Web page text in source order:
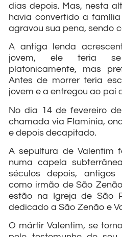
dias depois. Mas, nesta
havia convertido a
agravou sua pena, sendo
A antiga lenda
jovem, ele teria se
platonicamente, mas
Antes de morrer teria
jovem e a entregou ao pai
No dia 14 de fevereiro
chamada via Flaminia,
e depois decapitado.
A sepultura de Valentim
numa capela
séculos depois,
como irmão de São
estão na Igreja de São
dedicado a São Zenão e
O mártir Valentim, se